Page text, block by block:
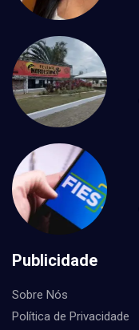
Publicidade
Sobre Nós
Política de Privacidade